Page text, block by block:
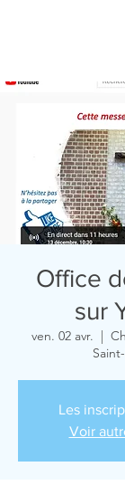
Office
sur
ven. 02 avr.
  |
Les
Voir